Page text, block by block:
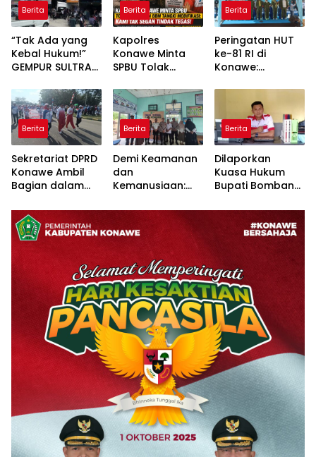
Berita
“Tak Ada yang
Kebal Hukum!”
GEMPUR SULTRA
Fajar S Tanawali
dan PT
Tadisangka, Siap
Kuasai Lahan
Puuwatu
Berita
Kapolres
Konawe Minta
SPBU Tolak
Tangki
Modifikasi: Kami
Tak Segan
Tindak Tegas!
Berita
Peringatan HUT
ke-81 RI di
Konawe:
Tampilkan
Sinergitas dan
Semarak
Kebangsaan
Berita
Sekretariat DPRD
Konawe Ambil
Bagian dalam
Sekwan
Tekankan Makna
Kemerdekaan
Berita
Demi Keamanan
dan
Kemanusiaan:
Konawe dan
Dinsos Bersatu
Tangani ODGJ
Berita
Dilaporkan
Kuasa Hukum
Bupati Bombana:
Suara “Kami
Tidak Pernah
Menutup Ruang